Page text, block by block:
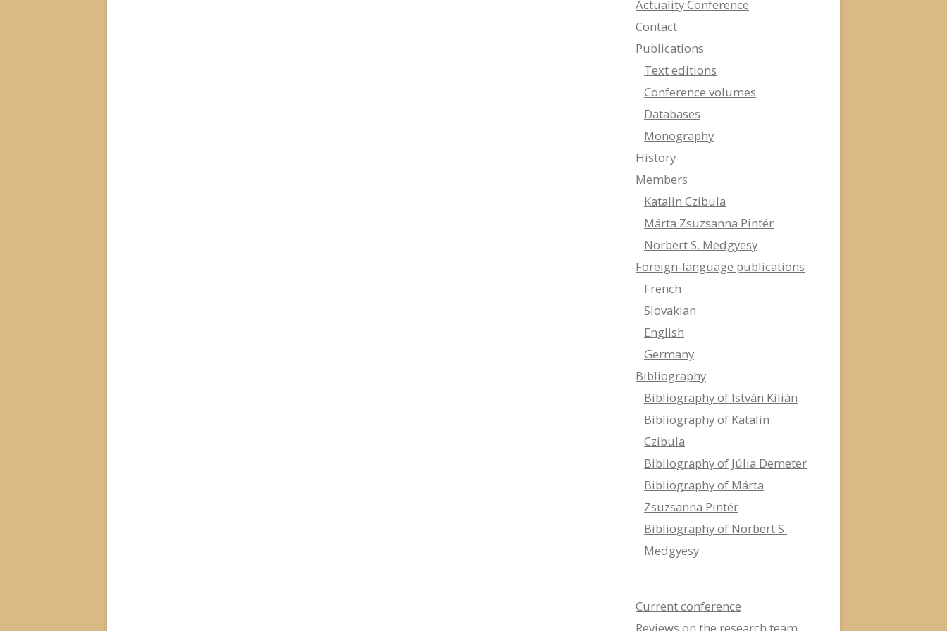
Actuality Conference
Contact
Publications
Text editions
Conference volumes
Databases
Monography
History
Members
Katalin Czibula
Márta Zsuzsanna Pintér
Norbert S. Medgyesy
Foreign-language publications
French
Slovakian
English
Germany
Bibliography
Bibliography of István Kilián
Bibliography of Katalin
Czibula
Bibliography of Júlia Demeter
Bibliography of Márta
Zsuzsanna Pintér
Bibliography of Norbert S.
Medgyesy
Current conference